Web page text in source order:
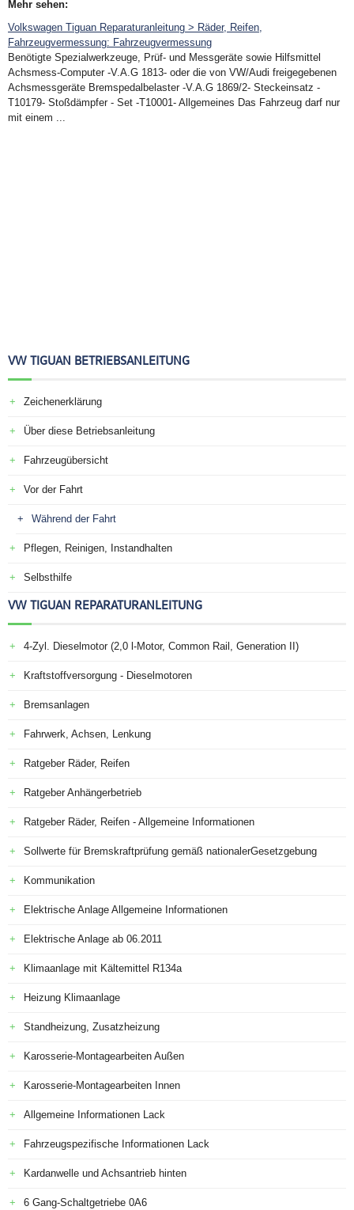
Mehr sehen:
Volkswagen Tiguan Reparaturanleitung > Räder, Reifen,
Fahrzeugvermessung: Fahrzeugvermessung
Benötigte Spezialwerkzeuge, Prüf- und Messgeräte sowie Hilfsmittel
Achsmess-Computer -V.A.G 1813- oder die von VW/Audi freigegebenen
Achsmessgeräte Bremspedalbelaster -V.A.G 1869/2- Steckeinsatz -
T10179- Stoßdämpfer - Set -T10001- Allgemeines Das Fahrzeug darf nur
mit einem ...
VW TIGUAN BETRIEBSANLEITUNG
Zeichenerklärung
Über diese Betriebsanleitung
Fahrzeugübersicht
Vor der Fahrt
Während der Fahrt
Pflegen, Reinigen, Instandhalten
Selbsthilfe
VW TIGUAN REPARATURANLEITUNG
4-Zyl. Dieselmotor (2,0 l-Motor, Common Rail, Generation II)
Kraftstoffversorgung - Dieselmotoren
Bremsanlagen
Fahrwerk, Achsen, Lenkung
Ratgeber Räder, Reifen
Ratgeber Anhängerbetrieb
Ratgeber Räder, Reifen - Allgemeine Informationen
Sollwerte für Bremskraftprüfung gemäß nationalerGesetzgebung
Kommunikation
Elektrische Anlage Allgemeine Informationen
Elektrische Anlage ab 06.2011
Klimaanlage mit Kältemittel R134a
Heizung Klimaanlage
Standheizung, Zusatzheizung
Karosserie-Montagearbeiten Außen
Karosserie-Montagearbeiten Innen
Allgemeine Informationen Lack
Fahrzeugspezifische Informationen Lack
Kardanwelle und Achsantrieb hinten
6 Gang-Schaltgetriebe 0A6